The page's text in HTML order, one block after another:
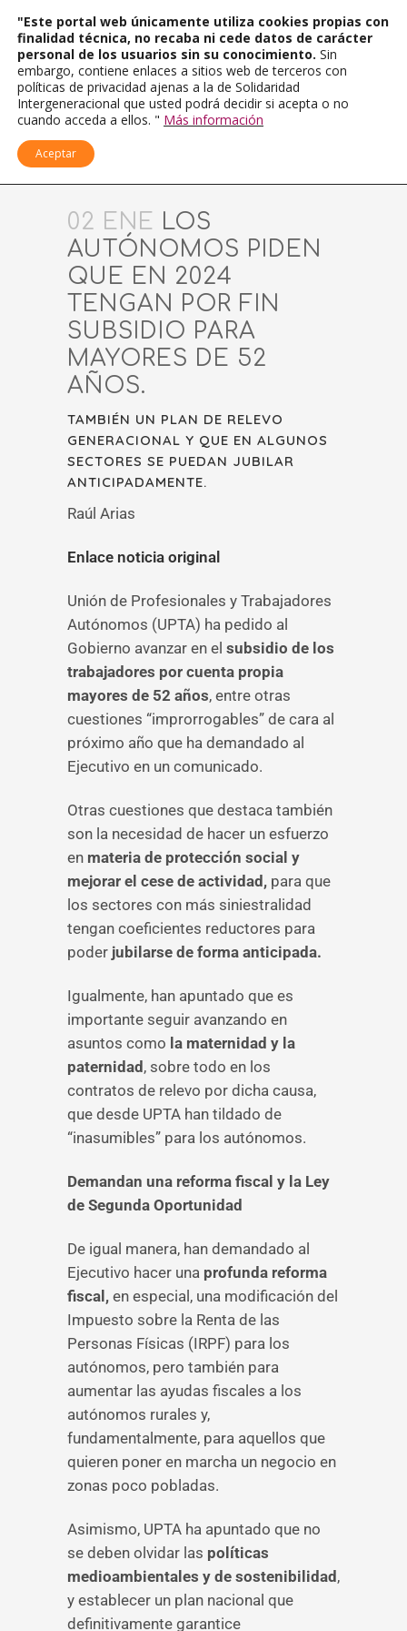
02 ENE LOS
AUTÓNOMOS PIDEN
QUE EN 2024
TENGAN POR FIN
SUBSIDIO PARA
MAYORES DE 52
AÑOS.
TAMBIÉN UN PLAN DE RELEVO
GENERACIONAL Y QUE EN ALGUNOS
SECTORES SE PUEDAN JUBILAR
ANTICIPADAMENTE.
Raúl Arias
Enlace noticia original
Unión de Profesionales y Trabajadores
Autónomos (UPTA) ha pedido al
Gobierno avanzar en el subsidio de los
trabajadores por cuenta propia
mayores de 52 años, entre otras
cuestiones “improrrogables” de cara al
próximo año que ha demandado al
Ejecutivo en un comunicado.
Otras cuestiones que destaca también
son la necesidad de hacer un esfuerzo
en materia de protección social y
mejorar el cese de actividad, para que
los sectores con más siniestralidad
tengan coeficientes reductores para
poder jubilarse de forma anticipada.
Igualmente, han apuntado que es
importante seguir avanzando en
asuntos como la maternidad y la
paternidad , sobre todo en los
contratos de relevo por dicha causa,
que desde UPTA han tildado de
“inasumibles” para los autónomos.
Demandan una reforma fiscal y la Ley
de Segunda Oportunidad
De igual manera, han demandado al
Ejecutivo hacer una profunda reforma
fiscal, en especial, una modificación del
Impuesto sobre la Renta de las
Personas Físicas (IRPF) para los
autónomos, pero también para
aumentar las ayudas fiscales a los
autónomos rurales y,
fundamentalmente, para aquellos que
quieren poner en marcha un negocio en
zonas poco pobladas.
Asimismo, UPTA ha apuntado que no
se deben olvidar las políticas
medioambientales y de sostenibilidad ,
y establecer un plan nacional que
definitivamente garantice
"Este portal web únicamente utiliza cookies propias con
finalidad técnica, no recaba ni cede datos de carácter
personal de los usuarios sin su conocimiento. Sin
embargo, contiene enlaces a sitios web de terceros con
políticas de privacidad ajenas a la de Solidaridad
Intergeneracional que usted podrá decidir si acepta o no
cuando acceda a ellos. " Más información
Aceptar